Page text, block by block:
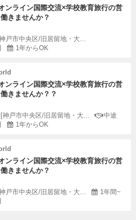
ンライン国際交流×学校教育旅行の営
きませんか？
戸市中央区/旧居留地・大...
1年からOK
ンライン国際交流×学校教育旅行の営
きませんか？？
戸市中央区/旧居留地・大...
中途
1年からOK
ンライン国際交流×学校教育旅行の営
きませんか？
戸市中央区/旧居留地・大...
1年間~